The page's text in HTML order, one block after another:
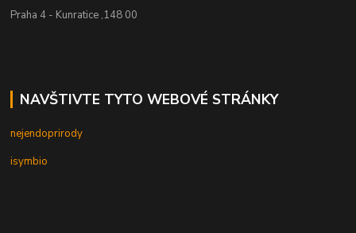
Praha 4 - Kunratice ,148 00
NAVŠTIVTE TYTO WEBOVÉ STRÁNKY
nejendoprirody
isymbio